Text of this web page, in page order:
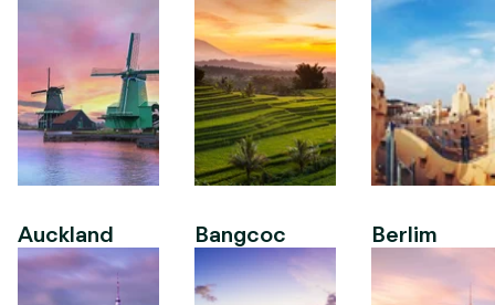
Auckland Bangcoc Berlim